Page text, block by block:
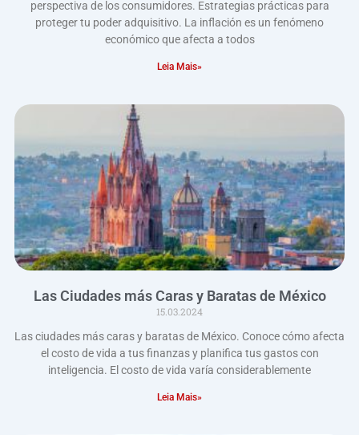
perspectiva de los consumidores. Estrategias prácticas para
proteger tu poder adquisitivo. La inflación es un fenómeno
económico que afecta a todos
Leia Mais»
Las Ciudades más Caras y Baratas de México
15.03.2024
Las ciudades más caras y baratas de México. Conoce cómo afecta
el costo de vida a tus finanzas y planifica tus gastos con
inteligencia. El costo de vida varía considerablemente
Leia Mais»